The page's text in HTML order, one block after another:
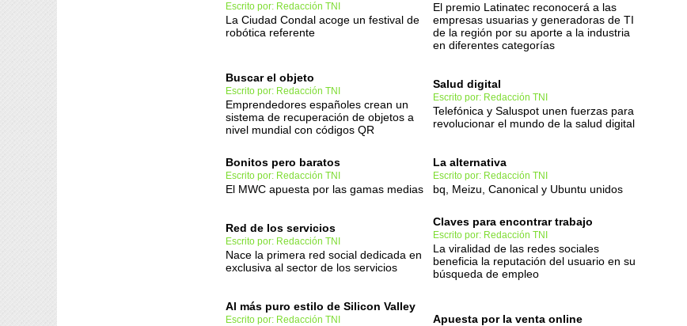
Escrito por: Redacción TNI
La Ciudad Condal acoge un festival de
robótica referente
El premio Latinatec reconocerá a las
empresas usuarias y generadoras de TI
de la región por su aporte a la industria
en diferentes categorías
Buscar el objeto
Escrito por: Redacción TNI
Emprendedores españoles crean un
sistema de recuperación de objetos a
nivel mundial con códigos QR
Salud digital
Escrito por: Redacción TNI
Telefónica y Saluspot unen fuerzas para
revolucionar el mundo de la salud digital
Bonitos pero baratos
Escrito por: Redacción TNI
El MWC apuesta por las gamas medias
La alternativa
Escrito por: Redacción TNI
bq, Meizu, Canonical y Ubuntu unidos
Red de los servicios
Escrito por: Redacción TNI
Nace la primera red social dedicada en
exclusiva al sector de los servicios
Claves para encontrar trabajo
Escrito por: Redacción TNI
La viralidad de las redes sociales
beneficia la reputación del usuario en su
búsqueda de empleo
Al más puro estilo de Silicon Valley
Escrito por: Redacción TNI Apuesta por la venta online